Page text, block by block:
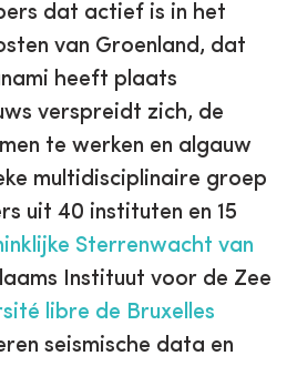
dat actief is in het
van Groenland, dat
heeft plaats
verspreidt zich, de
te werken en algauw
multidisciplinaire groep
uit 40 instituten en 15
Sterrenwacht van
Instituut voor de Zee
libre de Bruxelles
seismische data en